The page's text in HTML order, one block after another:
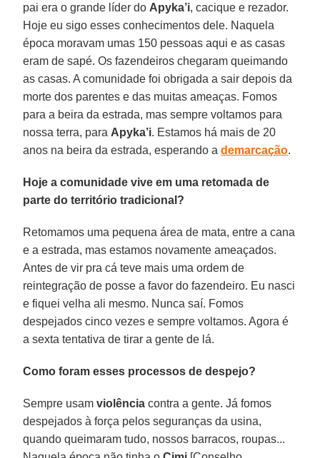
pai era o grande líder do Apyka’i, cacique e rezador.
Hoje eu sigo esses conhecimentos dele. Naquela
época moravam umas 150 pessoas aqui e as casas
eram de sapé. Os fazendeiros chegaram queimando
as casas. A comunidade foi obrigada a sair depois da
morte dos parentes e das muitas ameaças. Fomos
para a beira da estrada, mas sempre voltamos para
nossa terra, para Apyka’i. Estamos há mais de 20
anos na beira da estrada, esperando ademarcação.
Hoje a comunidade vive em uma retomada de
parte do território tradicional?
Retomamos uma pequena área de mata, entre a cana
e a estrada, mas estamos novamente ameaçados.
Antes de vir pra cá teve mais uma ordem de
reintegração de posse a favor do fazendeiro. Eu nasci
e fiquei velha ali mesmo. Nunca saí. Fomos
despejados cinco vezes e sempre voltamos. Agora é
a sexta tentativa de tirar a gente de lá.
Como foram esses processos de despejo?
Sempre usamviolência contra a gente. Já fomos
despejados à força pelos seguranças da usina,
quando queimaram tudo, nossos barracos, roupas...